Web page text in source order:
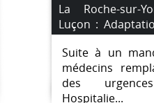
La Roche-sur-
Luçon :
au manque
remplaçants.
Suite à un
médecins
des
Hospitalie...